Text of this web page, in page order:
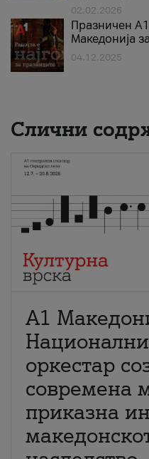
02.02.2026
Празничен
Македонија
04.12.2025
Слични
А1
оркестар
современа
приказна